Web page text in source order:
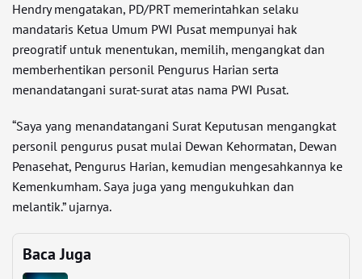
Hendry mengatakan, PD/PRT memerintahkan selaku
mandataris Ketua Umum PWI Pusat mempunyai hak
preogratif untuk menentukan, memilih, mengangkat dan
memberhentikan personil Pengurus Harian serta
menandatangani surat-surat atas nama PWI Pusat.
“Saya yang menandatangani Surat Keputusan mengangkat
personil pengurus pusat mulai Dewan Kehormatan, Dewan
Penasehat, Pengurus Harian, kemudian mengesahkannya ke
Kemenkumham. Saya juga yang mengukuhkan dan
melantik.” ujarnya.
Baca Juga